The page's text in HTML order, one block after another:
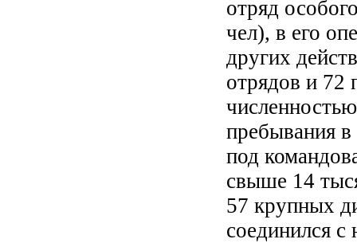
отряд
чел), в его
других
отрядов и 72
пребывания
под
свыше 14
57 крупных
соединился